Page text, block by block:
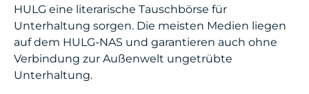
HULG eine literarische Tauschbörse für
Unterhaltung sorgen. Die meisten Medien liegen
auf dem HULG-NAS und garantieren auch ohne
Verbindung zur Außenwelt ungetrübte
Unterhaltung.